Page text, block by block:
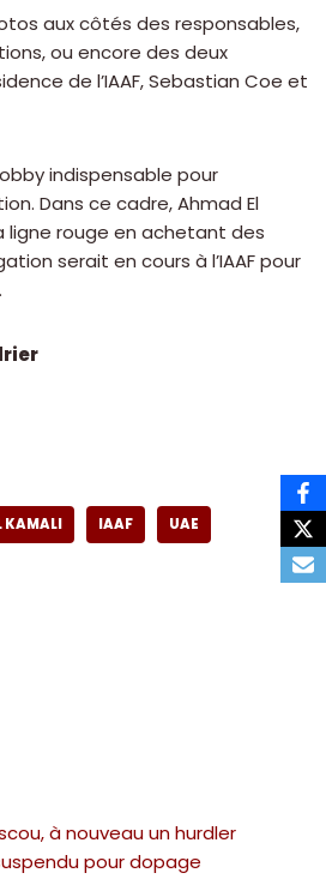
aux côtés des responsables,
ou encore des deux
de l’IAAF, Sebastian Coe et
indispensable pour
Dans ce cadre, Ahmad El
ligne rouge en achetant des
serait en cours à l’IAAF pour
KAMALI IAAF UAE
à nouveau un hurdler
pour dopage